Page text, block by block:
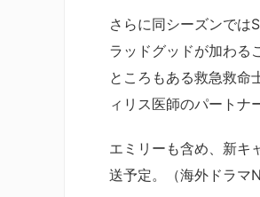
さらに同シーズンでは
ラッドグッドが加わる
ところもある救急救命
ィリス医師のパートナ
エミリーも含め、新キ
送予定。（海外ドラマ